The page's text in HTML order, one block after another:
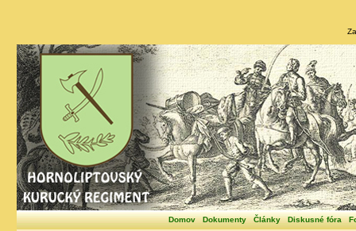
Domov Dokumenty Články Diskusné fóra